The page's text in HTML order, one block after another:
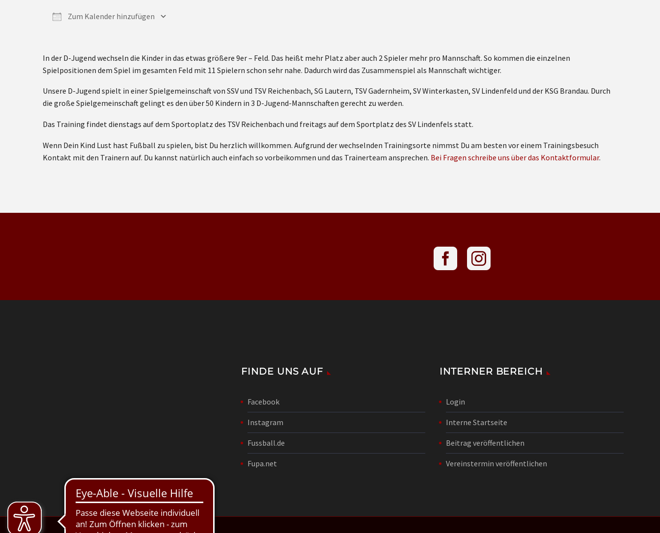
Zum Kalender hinzufügen
In der D-Jugend wechseln die Kinder in das etwas größere 9er – Feld. Das heißt mehr Platz aber auch 2 Spieler mehr pro Mannschaft. So kommen die einzelnen
Spielpositionen dem Spiel im gesamten Feld mit 11 Spielern schon sehr nahe. Dadurch wird das Zusammenspiel als Mannschaft wichtiger.
Unsere D-Jugend spielt in einer Spielgemeinschaft von SSV und TSV Reichenbach, SG Lautern, TSV Gadernheim, SV Winterkasten, SV Lindenfeld und der KSG Brandau. Durch
die große Spielgemeinschaft gelingt es den über 50 Kindern in 3 D-Jugend-Mannschaften gerecht zu werden.
Das Training findet dienstags auf dem Sportoplatz des TSV Reichenbach und freitags auf dem Sportplatz des SV Lindenfels statt.
Wenn Dein Kind Lust hast Fußball zu spielen, bist Du herzlich willkommen. Aufgrund der wechselnden Trainingsorte nimmst Du am besten vor einem Trainingsbesuch
Kontakt mit den Trainern auf. Du kannst natürlich auch einfach so vorbeikommen und das Trainerteam ansprechen. Bei Fragen schreibe uns über das Kontaktformular.
FINDE UNS AUF
Facebook
Instagram
Fussball.de
Fupa.net
INTERNER BEREICH
Login
Interne Startseite
Beitrag veröffentlichen
Vereinstermin veröffentlichen